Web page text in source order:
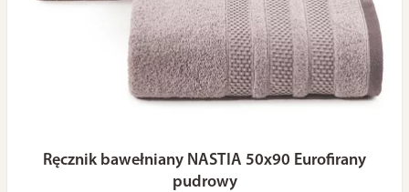
Ręcznik bawełniany NASTIA 50x90 Eurofirany
pudrowy